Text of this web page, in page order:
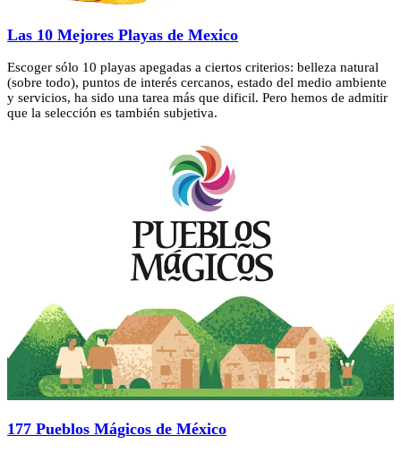
Las 10 Mejores Playas de Mexico
Escoger sólo 10 playas apegadas a ciertos criterios: belleza natural
(sobre todo), puntos de interés cercanos, estado del medio ambiente
y servicios, ha sido una tarea más que dificil. Pero hemos de admitir
que la selección es también subjetiva.
177 Pueblos Mágicos de México